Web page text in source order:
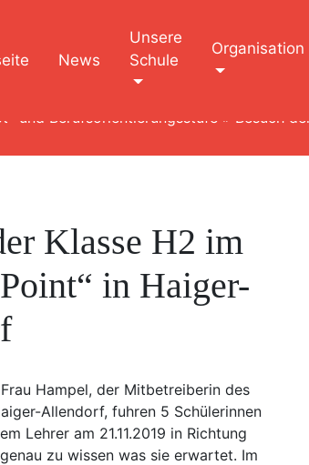
News
Unsere
Schule
Organisation
und Berufsorientierungsstufe » Besuch
Klasse H2 im
in Haiger-
Hampel, der Mitbetreiberin des
Allendorf, fuhren 5 Schülerinnen
Lehrer am 21.11.2019 in Richtung
zu wissen was sie erwartet. Im